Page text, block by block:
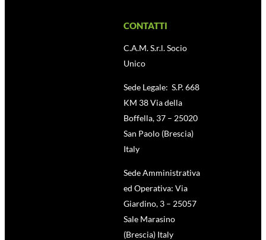
CONTATTI
C.A.M. S.r.l. Socio
Unico
Sede Legale: S.P. 668
KM 38 Via della
Boffella, 37 – 25020
San Paolo (Brescia)
Italy
Sede Amministrativa
ed Operativa: Via
Giardino, 3 – 25057
Sale Marasino
(Brescia) Italy